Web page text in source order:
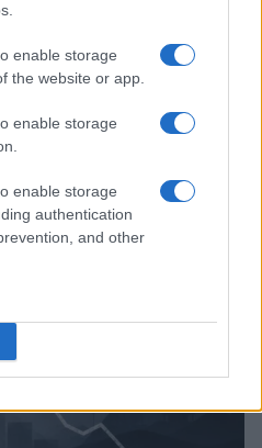
enable storage
the website or app.
enable storage
enable storage
authentication
and other
e ouro para baixo